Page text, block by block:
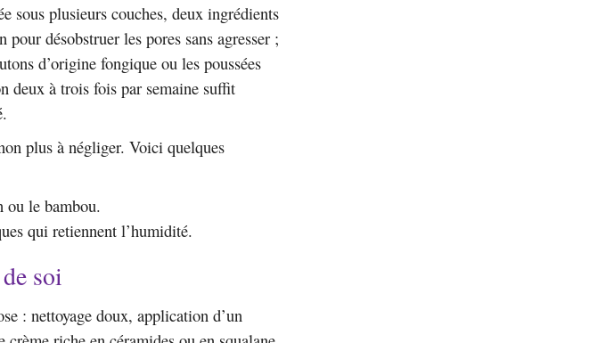
sous plusieurs couches, deux ingrédients
pour désobstruer les pores sans agresser ;
d’origine fongique ou les poussées
deux à trois fois par semaine suffit
plus à négliger. Voici quelques
ou le bambou.
qui retiennent l’humidité.
soi
: nettoyage doux, application d’un